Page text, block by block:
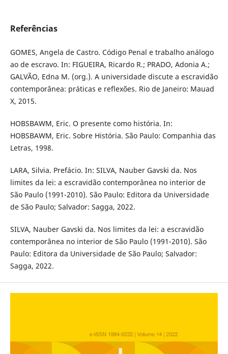
Referências
GOMES, Angela de Castro. Código Penal e trabalho análogo
ao de escravo. In: FIGUEIRA, Ricardo R.; PRADO, Adonia A.;
GALVÃO, Edna M. (org.). A universidade discute a escravidão
contemporânea: práticas e reflexões. Rio de Janeiro: Mauad
X, 2015.
HOBSBAWM, Eric. O presente como história. In:
HOBSBAWM, Eric. Sobre História. São Paulo: Companhia das
Letras, 1998.
LARA, Silvia. Prefácio. In: SILVA, Nauber Gavski da. Nos
limites da lei: a escravidão contemporânea no interior de
São Paulo (1991-2010). São Paulo: Editora da Universidade
de São Paulo; Salvador: Sagga, 2022.
SILVA, Nauber Gavski da. Nos limites da lei: a escravidão
contemporânea no interior de São Paulo (1991-2010). São
Paulo: Editora da Universidade de São Paulo; Salvador:
Sagga, 2022.